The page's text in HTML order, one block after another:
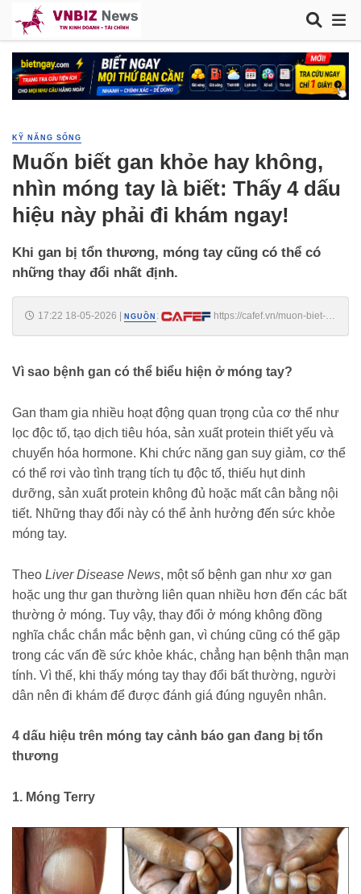
KỸ NĂNG SỐNG
Muốn biết gan khỏe hay không,
nhìn móng tay là biết: Thấy 4 dấu
hiệu này phải đi khám ngay!
Khi gan bị tổn thương, móng tay cũng có thể có
những thay đổi nhất định.
17:22 18-05-2026 NGUỒN :
https://cafef.vn/muon-biet-
Vì sao bệnh gan có thể biểu hiện ở móng tay?
Gan tham gia nhiều hoạt động quan trọng của cơ thể như
lọc độc tố, tạo dịch tiêu hóa, sản xuất protein thiết yếu và
chuyển hóa hormone. Khi chức năng gan suy giảm, cơ thể
có thể rơi vào tình trạng tích tụ độc tố, thiếu hụt dinh
dưỡng, sản xuất protein không đủ hoặc mất cân bằng nội
tiết. Những thay đổi này có thể ảnh hưởng đến sức khỏe
móng tay.
Theo Liver Disease News, một số bệnh gan như xơ gan
hoặc ung thư gan thường liên quan nhiều hơn đến các bất
thường ở móng. Tuy vậy, thay đổi ở móng không đồng
nghĩa chắc chắn mắc bệnh gan, vì chúng cũng có thể gặp
trong các vấn đề sức khỏe khác, chẳng hạn bệnh thận mạn
tính. Vì thế, khi thấy móng tay thay đổi bất thường, người
dân nên đi khám để được đánh giá đúng nguyên nhân.
4 dấu hiệu trên móng tay cảnh báo gan đang bị tổn
thương
1. Móng Terry